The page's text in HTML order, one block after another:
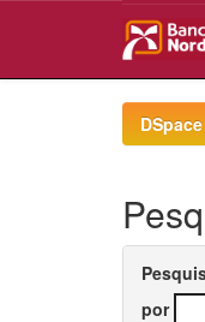
por